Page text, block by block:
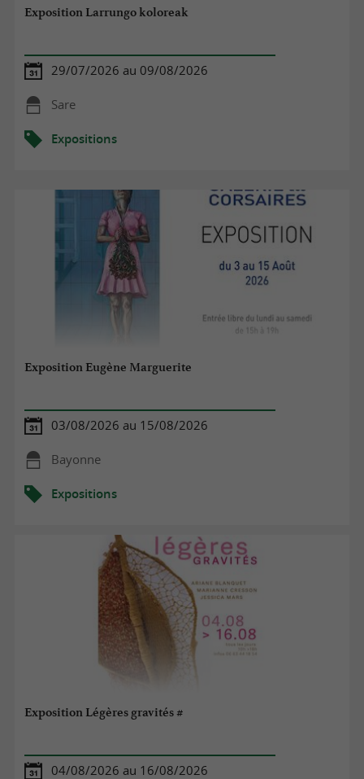
Exposition Larrungo koloreak
29/07/2026 au 09/08/2026
Sare
Expositions
Exposition Eugène Marguerite
03/08/2026 au 15/08/2026
Bayonne
Expositions
Exposition Légères gravités #
04/08/2026 au 16/08/2026